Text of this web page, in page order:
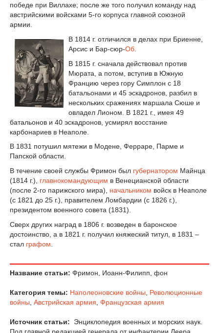
победе при Виллахе; после же того получил команду над
австрийскими войсками 5-го корпуса главной союзной
армии.
В 1814 г. отличился в делах при Бриенне,
Арсис и Бар-сюр-Об
В 1815 г. сначала действовал против
Мюрата, а потом, вступив в Южную
Францию через гору Симплон с 18
батальонами и 45 эскадронов, разбил в
нескольких сражениях маршала Сюше и
овладел Лионом. В 1821 г., имея 49
батальонов и 40 эскадронов, усмирял восстание
карбонариев в Неаполе.
В 1831 потушил мятежи в Модене, Ферраре, Парме и
Папской области.
В течение своей службы Фримон был губернатором Майнца
(1814 г.), главнокомандующим в Венецианской области
(после 2-го парижского мира), начальником войск в Неаполе
(с 1821 до 25 г.), правителем Ломбардии (с 1826 г.),
президентом военного совета (1831).
Сверх других наград в 1806 г. возведен в баронское
достоинство, а в 1821 г. получил княжеский титул, в 1831 –
стал графом
Название статьи: Фримон, Иоанн-Филипп, фон
Категория темы: Наполеоновские войны
Революционные
войны Австрийская армия Французская армия
Источник статьи:
Энциклопедия военных и морских наук.
Под главной редакцией генерала от инфантерии Леера,